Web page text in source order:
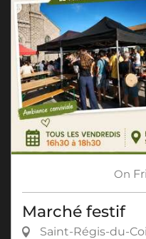
On
Marché festif
Saint-Régis-du-